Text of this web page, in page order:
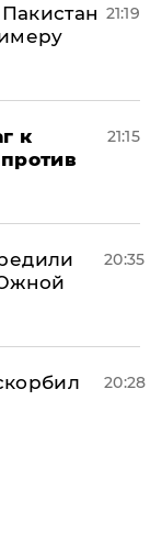
21:19
к
21:15
20:35
20:28